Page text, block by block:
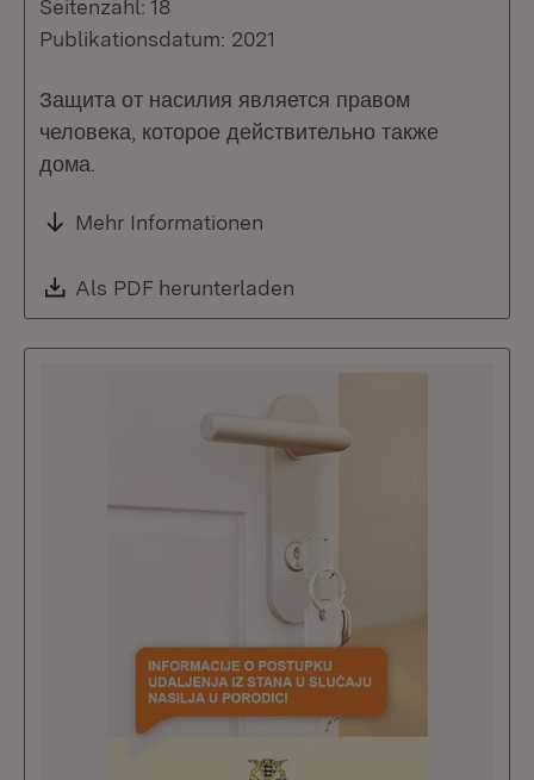
Seitenzahl: 18
Publikationsdatum: 2021
Защита от насилия является правом
человека, которое действительно также
дома.
Mehr Informationen
Download:
Als PDF herunterladen